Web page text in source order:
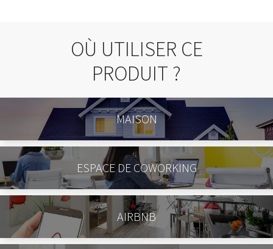
OÙ UTILISER CE
PRODUIT ?
MAISON
ESPACE DE COWORKING
AIRBNB